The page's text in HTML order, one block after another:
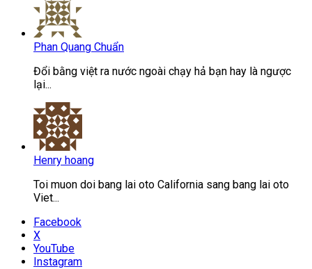
Phan Quang Chuẩn
Đổi bằng việt ra nước ngoài chạy hả bạn hay là ngược
lại...
Henry hoang
Toi muon doi bang lai oto California sang bang lai oto
Viet...
Facebook
X
YouTube
Instagram